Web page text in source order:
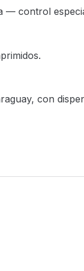
— control
con